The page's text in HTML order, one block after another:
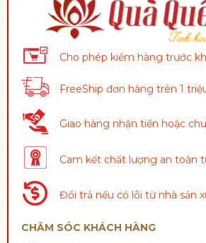
Cho phép kiểm hàng trước
FreeShip đơn hàng trên 1
Giao hàng nhận tiền hoặc
Cam kết chất lượng an toàn
Đổi trả nếu có lỗi từ nhà sản
CHĂM SÓC KHÁCH HÀNG